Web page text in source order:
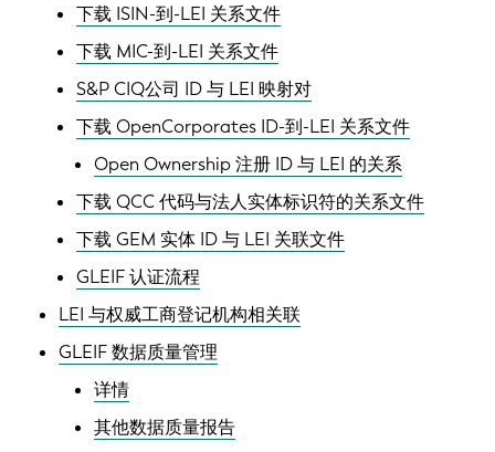
下载 ISIN-到-LEI 关系文件
下载 MIC-到-LEI 关系文件
S&P CIQ公司 ID 与 LEI 映射对
下载 OpenCorporates ID-到-LEI 关系文件
Open Ownership 注册 ID 与 LEI 的关系
下载 QCC 代码与法人实体标识符的关系文件
下载 GEM 实体 ID 与 LEI 关联文件
GLEIF 认证流程
LEI 与权威工商登记机构相关联
GLEIF 数据质量管理
详情
其他数据质量报告